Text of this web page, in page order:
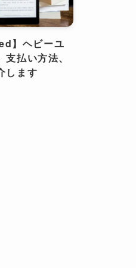
】ヘビーユ
払い方法、
します